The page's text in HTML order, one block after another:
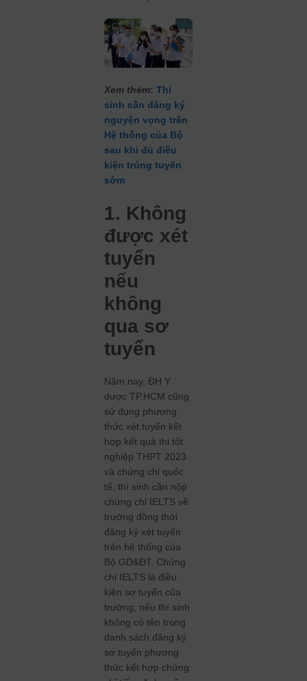
Xem thêm:Thí
sinh cần đăng ký
nguyện vọng trên
Hệ thống của Bộ
sau khi đủ điều
kiện trúng tuyển
sớm
1. Không
được xét
tuyển
nếu
không
qua sơ
tuyển
Năm nay, ĐH Y
dược TP.HCM cũng
sử dụng phương
thức xét tuyển kết
hợp kết quả thi tốt
nghiệp THPT 2023
và chứng chỉ quốc
tế, thí sinh cần nộp
chứng chỉ IELTS về
trường đồng thời
đăng ký xét tuyển
trên hệ thống của
Bộ GD&ĐT. Chứng
chỉ IELTS là điều
kiện sơ tuyển của
trường, nếu thí sinh
không có tên trong
danh sách đăng ký
sơ tuyển phương
thức kết hợp chứng